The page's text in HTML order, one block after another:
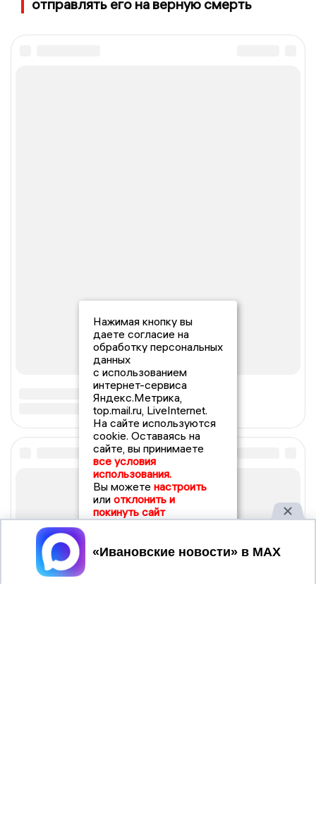
отправлять его на верную смерть
Нажимая кнопку вы
даете согласие на
обработку персональных
данных
с использованием
интернет-сервиса
Яндекс.Метрика,
top.mail.ru, LiveInternet.
На сайте используются
cookie. Оставаясь на
сайте, вы принимаете
все условия
использования.
Вы можете настроить
или отклонить и
покинуть сайт
Принять